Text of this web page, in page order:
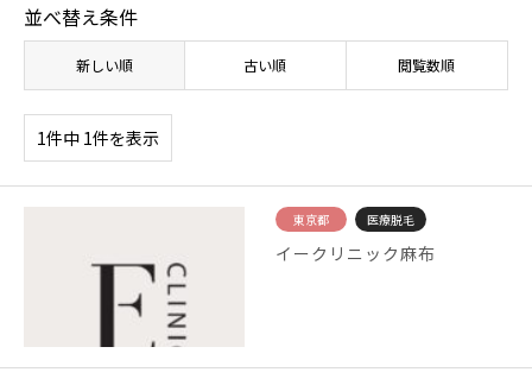
並べ替え条件
新しい順 古い順 閲覧数順
1件中 1件を表示
東京都 医療脱毛
イークリニック麻布